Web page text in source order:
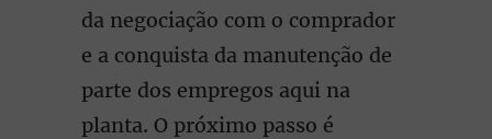
da negociação com o comprador
e a conquista da manutenção de
parte dos empregos aqui na
planta. O próximo passo é